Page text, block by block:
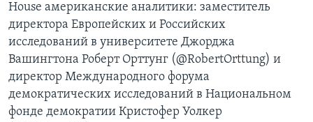
House американские аналитики: заместитель
директора Европейских и Российских
исследований в университете Джорджа
Вашингтона Роберт Орттунг (@RobertOrttung) и
директор Международного форума
демократических исследований в Национальном
фонде демократии Кристофер Уолкер